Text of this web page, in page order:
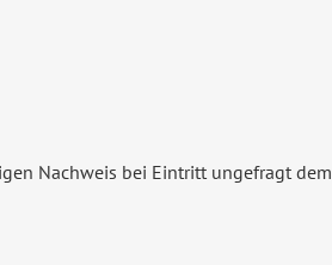
Nachweis bei Eintritt ungefragt dem